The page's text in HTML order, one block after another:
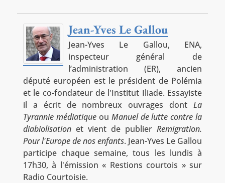
Jean-Yves Le Gallou
Jean-Yves Le Gallou, ENA,
inspecteur général de
l’administration (ER), ancien
député européen est le président de Polémia
et le co-fondateur de l'Institut Iliade. Essayiste
il a écrit de nombreux ouvrages dontLa
Tyrannie médiatiqueou Manuel de lutte contre la
diabiolisationet vient de publierRemigration.
Pour l'Europe de nos enfants. Jean-Yves Le Gallou
participe chaque semaine, tous les lundis à
17h30, à l'émission « Restions courtois » sur
Radio Courtoisie.